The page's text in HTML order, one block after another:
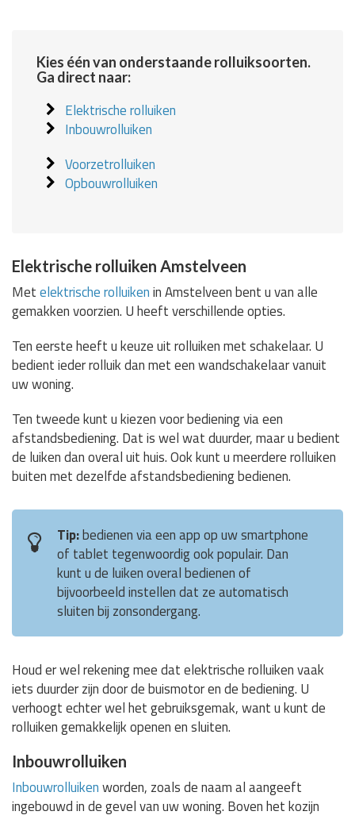
Kies één van onderstaande rolluiksoorten.
Ga direct naar:
Elektrische rolluiken
Inbouwrolluiken
Voorzetrolluiken
Opbouwrolluiken
Elektrische rolluiken Amstelveen
Metelektrische rolluikenin Amstelveen bent u van alle
gemakken voorzien. U heeft verschillende opties.
Ten eerste heeft u keuze uit rolluiken met schakelaar. U
bedient ieder rolluik dan met een wandschakelaar vanuit
uw woning.
Ten tweede kunt u kiezen voor bediening via een
afstandsbediening. Dat is wel wat duurder, maar u bedient
de luiken dan overal uit huis. Ook kunt u meerdere rolluiken
buiten met dezelfde afstandsbediening bedienen.
Tip:bedienen via een app op uw smartphone
of tablet tegenwoordig ook populair. Dan
kunt u de luiken overal bedienen of
bijvoorbeeld instellen dat ze automatisch
sluiten bij zonsondergang.
Houd er wel rekening mee dat elektrische rolluiken vaak
iets duurder zijn door de buismotor en de bediening. U
verhoogt echter wel het gebruiksgemak, want u kunt de
rolluiken gemakkelijk openen en sluiten.
Inbouwrolluiken
Inbouwrolluikenworden, zoals de naam al aangeeft
ingebouwd in de gevel van uw woning. Boven het kozijn